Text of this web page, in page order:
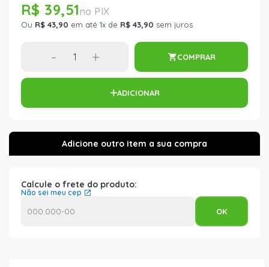
R$ 39,51
Ou R$ 43,90 em até 1x de R$ 43,90 sem juros
- + COMPRAR
ADICIONAR
Calcule o frete do produto:
Não sei meu cep